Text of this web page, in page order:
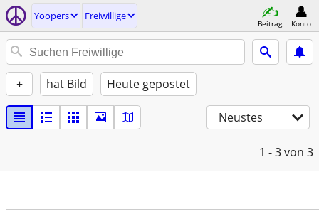
Yoopers Freiwillige
Beitrag Konto
+ hat Bild Heute gepostet
Neustes
1 - 3von 3